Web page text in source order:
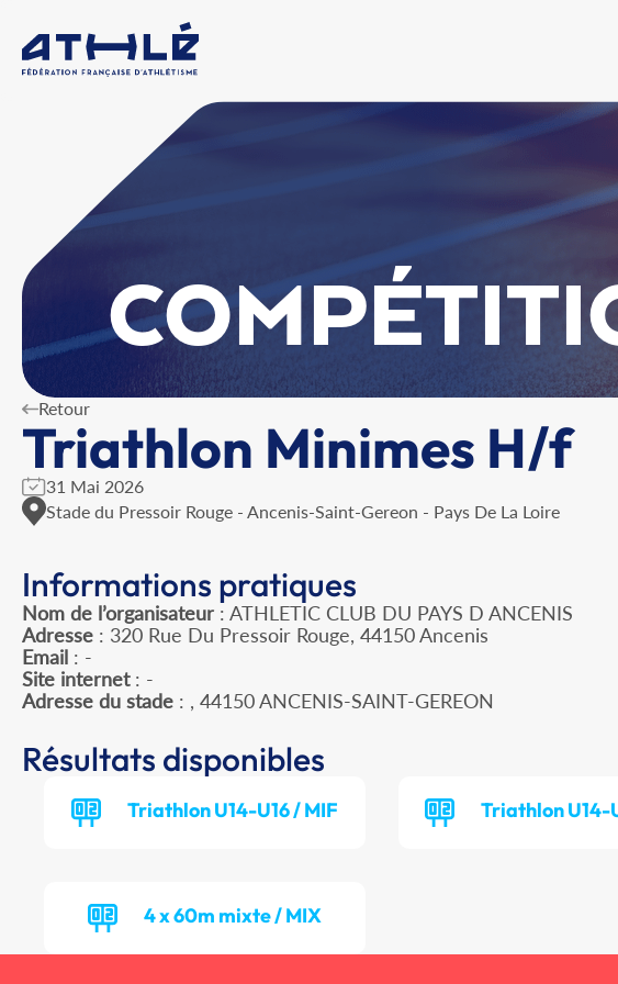
Retour
Triathlon Minimes H/f
31 Mai 2026
Stade du Pressoir Rouge - Ancenis-Saint-Gereon - Pays De La Loire
Informations pratiques
Nom de l’organisateur : ATHLETIC CLUB DU PAYS D ANCENIS
Adresse : 320 Rue Du Pressoir Rouge, 44150 Ancenis
Email : -
Site internet: -
Adresse du stade : , 44150 ANCENIS-SAINT-GEREON
Résultats disponibles
Triathlon U14-U16 / MIF Triathlon U14-
4 x 60m mixte / MIX